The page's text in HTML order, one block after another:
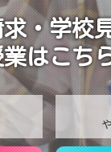
溢れたオープンス
で素敵な1日に🌷
校期間のお知らせ🍉
・学校
はこち